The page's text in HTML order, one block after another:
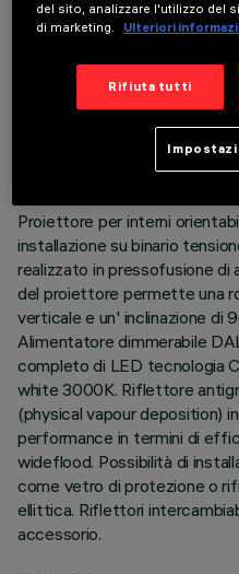
DATI TECNICI
ULTIMO AGGIORNAMENTO: 06/
Proiettore per interni
installazione su binario
realizzato in pressofusione di
del proiettore permette una
verticale e un' inclinazione di
Alimentatore dimmerabile
completo di LED tecnologia
white 3000K. Riflettore
(physical vapour deposition)
performance in termini di
wideflood. Possibilità di
come vetro di protezione o
ellittica. Riflettori
accessorio.
del sito, analizzare l'utilizzo del
di marketing.
Ulteriori
Rifiuta tutti